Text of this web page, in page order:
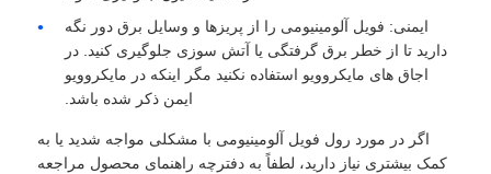
ایمنی: فویل آلومینیومی را از پریزها و وسایل برق دور نگه
دارید تا از خطر برق گرفتگی یا آتش سوزی جلوگیری کنید. در
اجاق های مایکروویو استفاده نکنید مگر اینکه در مایکروویو
ایمن ذکر شده باشد.
اگر در مورد رول فویل آلومینیومی با مشکلی مواجه شدید یا به
کمک بیشتری نیاز دارید، لطفاً به دفترچه راهنمای محصول مراجعه